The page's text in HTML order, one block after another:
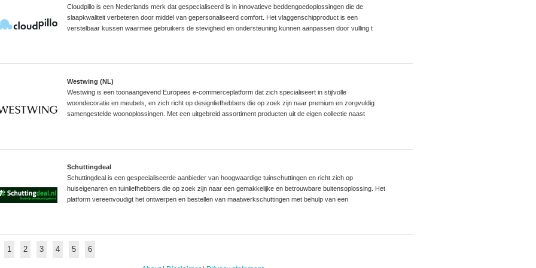
Cloudpillo is een Nederlands merk dat gespecialiseerd is in innovatieve beddengoedoplossingen die de
slaapkwaliteit verbeteren door middel van gepersonaliseerd comfort. Het vlaggenschipproduct is een
verstelbaar kussen waarmee gebruikers de stevigheid en ondersteuning kunnen aanpassen door vulling t
Westwing (NL)
Westwing is een toonaangevend Europees e-commerceplatform dat zich specialiseert in stijlvolle
woondecoratie en meubels, en zich richt op designliefhebbers die op zoek zijn naar premium en zorgvuldig
samengestelde woonoplossingen. Met een uitgebreid assortiment producten uit de eigen collectie naast
Schuttingdeal
Schuttingdeal is een gespecialiseerde aanbieder van hoogwaardige tuinschuttingen en richt zich op
huiseigenaren en tuinliefhebbers die op zoek zijn naar een gemakkelijke en betrouwbare buitensoplossing. Het
platform vereenvoudigt het ontwerpen en bestellen van maatwerkschuttingen met behulp van een
1 2 3 4 5 6